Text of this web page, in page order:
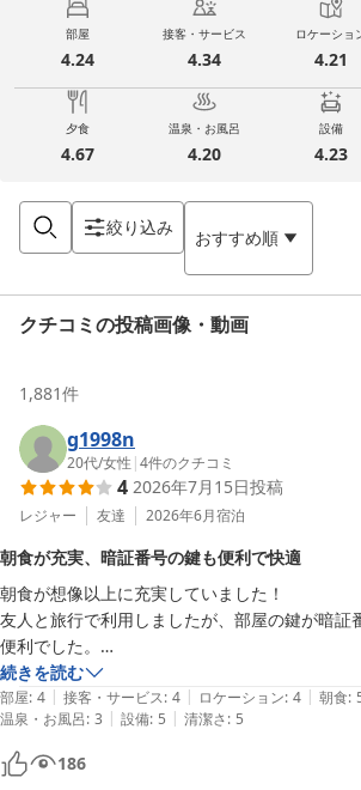
部屋
4.24
接客・サービス
4.34
ロケーショ
4.21
夕食
4.67
温泉・お風呂
4.20
設備
4.23
絞り込み おすすめ順
クチコミの投稿画像・動画
1,881件
g1998n
20代/女性 |4件のクチコミ
4 2026年7月15日投稿
レジャー 友達 2026年6月宿泊
朝食が充実、暗証番号の鍵も便利で快適
朝食が想像以上に充実していました！
友人と旅行で利用しましたが、部屋の鍵が暗証
便利でした。
温泉があるのはとてもよかったですが、脱衣所
かないので少し利用しづらかったです。
総じて、ビジネスホテルとしてはお値段以上だ
続きを読む
部屋: 4 | 接客・サービス: 4 | ロケーション: 4 | 朝食:
温泉・お風呂: 3 | 設備: 5 | 清潔さ: 5
186